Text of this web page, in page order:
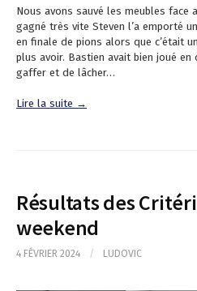
Nous avons sauvé les meubles face
gagné très vite Steven l’a emporté
en finale de pions alors que c’était
plus avoir. Bastien avait bien joué en
gaffer et de lâcher…
Lire la suite →
Résultats des
weekend
4 FÉVRIER 2024 / LUDOVIC